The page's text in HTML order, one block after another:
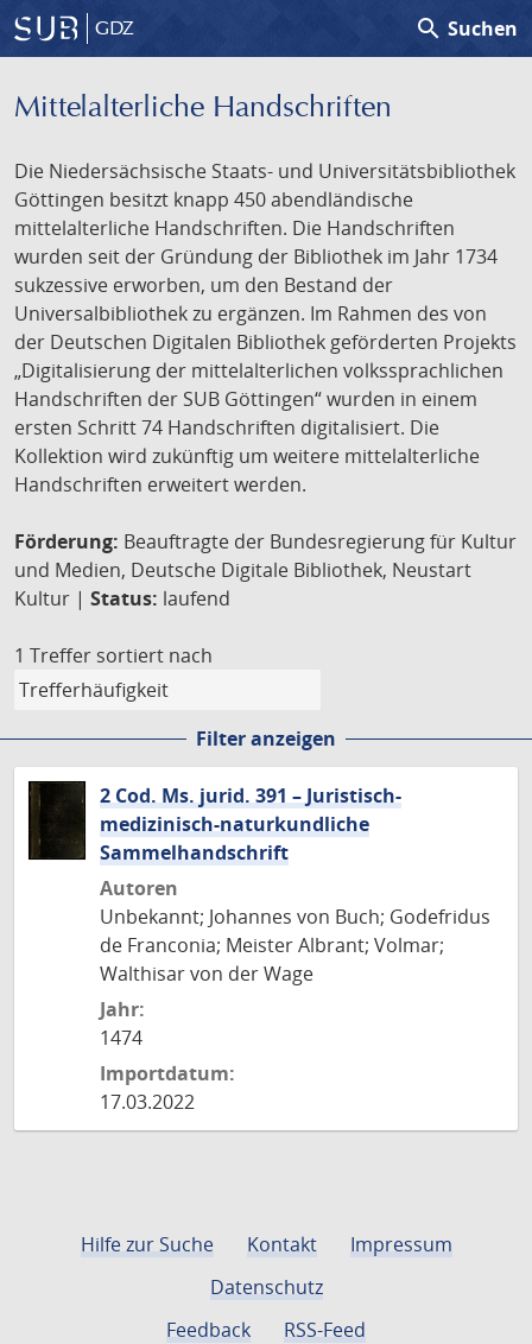
GDZ search Suchen
Mittelalterliche Handschriften
Die Niedersächsische Staats- und Universitätsbibliothek
Göttingen besitzt knapp 450 abendländische
mittelalterliche Handschriften. Die Handschriften
wurden seit der Gründung der Bibliothek im Jahr 1734
sukzessive erworben, um den Bestand der
Universalbibliothek zu ergänzen. Im Rahmen des von
der Deutschen Digitalen Bibliothek geförderten Projekts
„Digitalisierung der mittelalterlichen volkssprachlichen
Handschriften der SUB Göttingen“ wurden in einem
ersten Schritt 74 Handschriften digitalisiert. Die
Kollektion wird zukünftig um weitere mittelalterliche
Handschriften erweitert werden.
Förderung: Beauftragte der Bundesregierung für Kultur
und Medien, Deutsche Digitale Bibliothek, Neustart
Kultur | Status: laufend
1 Treffer sortiert nach
Filter anzeigen
2 Cod. Ms. jurid. 391 – Juristisch-
medizinisch-naturkundliche
Sammelhandschrift
Autoren
Unbekannt; Johannes von Buch; Godefridus
de Franconia; Meister Albrant; Volmar;
Walthisar von der Wage
Jahr:
1474
Importdatum:
17.03.2022
Hilfe zur Suche Kontakt
Impressum
Datenschutz
Feedback
RSS-Feed